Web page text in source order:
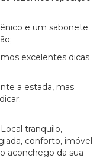
e um sabonete
excelentes dicas
a estada, mas
tranquilo,
conforto, imóvel
aconchego da sua